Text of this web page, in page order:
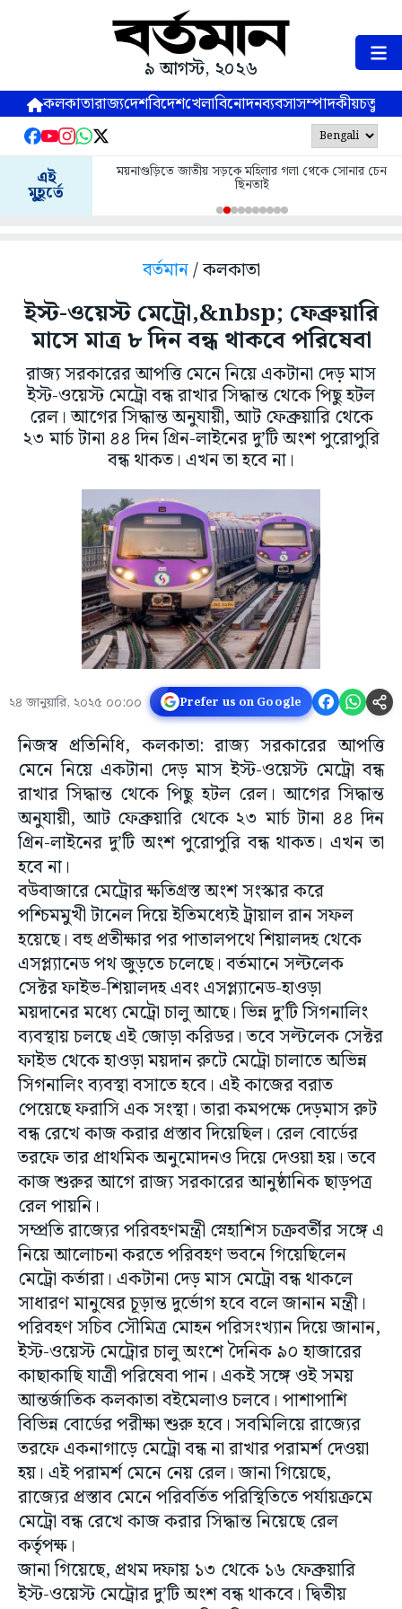
৯ আগস্ট, ২০২৬
কলকাতারাজ্যদেশবিদেশখেলাবিনোদনব্যবসাসম্পাদকীয়
এই
মুহূর্তে
ময়নাগুড়িতে জাতীয় সড়কে মহিলার গলা থেকে সোনার চেন
ছিনতাই
বর্তমান/ কলকাতা
ইস্ট-ওয়েস্ট মেট্রো,&nbsp; ফেব্রুয়ারি
মাসে মাত্র ৮ দিন বন্ধ থাকবে পরিষেবা
রাজ্য সরকারের আপত্তি মেনে নিয়ে একটানা দেড় মাস
ইস্ট-ওয়েস্ট মেট্রো বন্ধ রাখার সিদ্ধান্ত থেকে পিছু হটল
রেল। আগের সিদ্ধান্ত অনুযায়ী, আট ফেব্রুয়ারি থেকে
২৩ মার্চ টানা ৪৪ দিন গ্রিন-লাইনের দু’টি অংশ পুরোপুরি
বন্ধ থাকত। এখন তা হবে না।
২৪ জানুয়ারি, ২০২৫ ০০:০০ Prefer us on Google
নিজস্ব প্রতিনিধি, কলকাতা: রাজ্য সরকারের আপত্তি
মেনে নিয়ে একটানা দেড় মাস ইস্ট-ওয়েস্ট মেট্রো বন্ধ
রাখার সিদ্ধান্ত থেকে পিছু হটল রেল। আগের সিদ্ধান্ত
অনুযায়ী, আট ফেব্রুয়ারি থেকে ২৩ মার্চ টানা ৪৪ দিন
গ্রিন-লাইনের দু’টি অংশ পুরোপুরি বন্ধ থাকত। এখন তা
হবে না।
বউবাজারে মেট্রোর ক্ষতিগ্রস্ত অংশ সংস্কার করে
পশ্চিমমুখী টানেল দিয়ে ইতিমধ্যেই ট্রায়াল রান সফল
হয়েছে। বহু প্রতীক্ষার পর পাতালপথে শিয়ালদহ থেকে
এসপ্ল্যানেড পথ জুড়তে চলেছে। বর্তমানে সল্টলেক
সেক্টর ফাইভ-শিয়ালদহ এবং এসপ্ল্যানেড-হাওড়া
ময়দানের মধ্যে মেট্রো চালু আছে। ভিন্ন দু’টি সিগনালিং
ব্যবস্থায় চলছে এই জোড়া করিডর। তবে সল্টলেক সেক্টর
ফাইভ থেকে হাওড়া ময়দান রুটে মেট্রো চালাতে অভিন্ন
সিগনালিং ব্যবস্থা বসাতে হবে। এই কাজের বরাত
পেয়েছে ফরাসি এক সংস্থা। তারা কমপক্ষে দেড়মাস রুট
বন্ধ রেখে কাজ করার প্রস্তাব দিয়েছিল। রেল বোর্ডের
তরফে তার প্রাথমিক অনুমোদনও দিয়ে দেওয়া হয়। তবে
কাজ শুরুর আগে রাজ্য সরকারের আনুষ্ঠানিক ছাড়পত্র
রেল পায়নি।
সম্প্রতি রাজ্যের পরিবহণমন্ত্রী স্নেহাশিস চক্রবর্তীর সঙ্গে এ
নিয়ে আলোচনা করতে পরিবহণ ভবনে গিয়েছিলেন
মেট্রো কর্তারা। একটানা দেড় মাস মেট্রো বন্ধ থাকলে
সাধারণ মানুষের চূড়ান্ত দুর্ভোগ হবে বলে জানান মন্ত্রী।
পরিবহণ সচিব সৌমিত্র মোহন পরিসংখ্যান দিয়ে জানান,
ইস্ট-ওয়েস্ট মেট্রোর চালু অংশে দৈনিক ৯০ হাজারের
কাছাকাছি যাত্রী পরিষেবা পান। একই সঙ্গে ওই সময়
আন্তর্জাতিক কলকাতা বইমেলাও চলবে। পাশাপাশি
বিভিন্ন বোর্ডের পরীক্ষা শুরু হবে। সবমিলিয়ে রাজ্যের
তরফে একনাগাড়ে মেট্রো বন্ধ না রাখার পরামর্শ দেওয়া
হয়। এই পরামর্শ মেনে নেয় রেল। জানা গিয়েছে,
রাজ্যের প্রস্তাব মেনে পরিবর্তিত পরিস্থিতিতে পর্যায়ক্রমে
মেট্রো বন্ধ রেখে কাজ করার সিদ্ধান্ত নিয়েছে রেল
কর্তৃপক্ষ।
জানা গিয়েছে, প্রথম দফায় ১৩ থেকে ১৬ ফেব্রুয়ারি
ইস্ট-ওয়েস্ট মেট্রোর দু’টি অংশ বন্ধ থাকবে। দ্বিতীয়